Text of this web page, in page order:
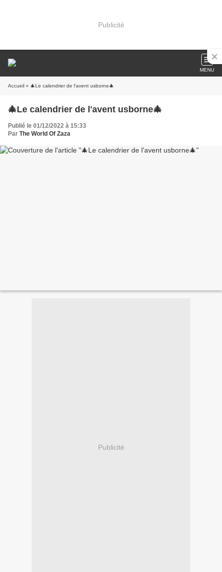
Publicité
MENU
Accueil » 🎄Le calendrier de l'avent usborne🎄
🎄Le calendrier de l'avent usborne🎄
Publié le 01/12/2022 à 15:33
Par The World Of Zaza
Publicité